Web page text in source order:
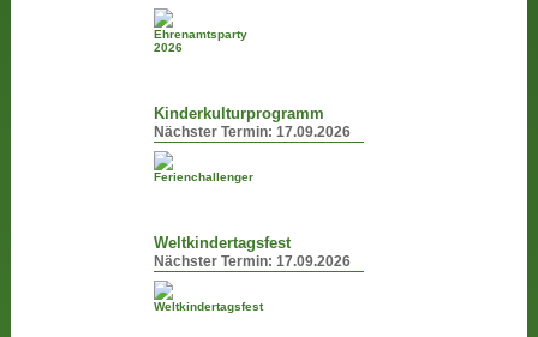
Kinderkulturprogramm
Nächster Termin:17.09.2026
Weltkindertagsfest
Nächster Termin:17.09.2026